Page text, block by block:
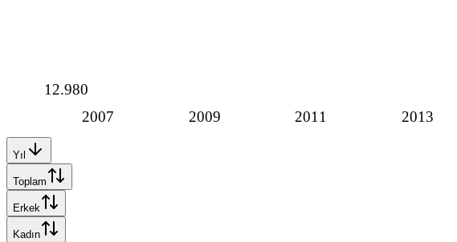
2007 2009 2011 2013
12.980
Yıl
Toplam
Erkek
Kadın